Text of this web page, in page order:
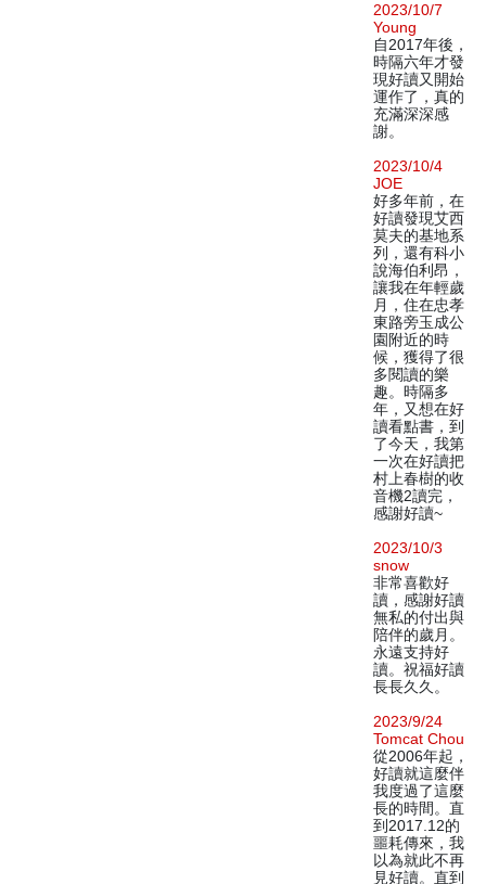
2023/10/7
Young
自2017年後，
時隔六年才發
現好讀又開始
運作了，真的
充滿深深感
謝。
2023/10/4
JOE
好多年前，在
好讀發現艾西
莫夫的基地系
列，還有科小
說海伯利昂，
讓我在年輕歲
月，住在忠孝
東路旁玉成公
園附近的時
候，獲得了很
多閱讀的樂
趣。時隔多
年，又想在好
讀看點書，到
了今天，我第
一次在好讀把
村上春樹的收
音機2讀完，
感謝好讀~
2023/10/3
snow
非常喜歡好
讀，感謝好讀
無私的付出與
陪伴的歲月。
永遠支持好
讀。祝福好讀
長長久久。
2023/9/24
Tomcat Chou
從2006年起，
好讀就這麼伴
我度過了這麼
長的時間。直
到2017.12的
噩耗傳來，我
以為就此不再
見好讀。直到